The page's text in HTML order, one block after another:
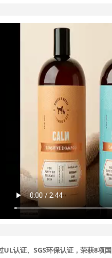
UL认证、SGS环保认证，荣获8项